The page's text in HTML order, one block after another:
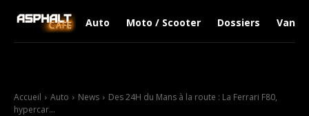
Auto Moto / Scooter Dossiers Van
Accueil Auto News
Des 24H du Mans à la route : La Ferrari F80,
hypercar...